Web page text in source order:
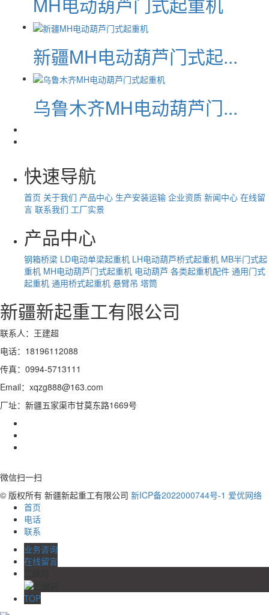
新疆MH电动葫芦门式起...
乌鲁木齐MH电动葫芦门...
快速导航
首页 关于我们 产品中心 生产安装运输 企业资质 新闻中心 在线留
言 联系我们 工厂实景
产品中心
钢箱桥梁 LD电动单梁起重机 LH电动葫芦桥式起重机 MB半门式起
重机 MH电动葫芦门式起重机 电动葫芦 各类起重机配件 通用门式
起重机 通用桥式起重机 悬臂吊 塔筒
新疆新起重工有限公司
联系人：王建超
电话：18196112088
传真：0994-5713111
Email：xqzg888@163.com
厂址：新疆五家渠市甘莫东路1669号
微信扫一扫
© 版权所有 新疆新起重工有限公司 新ICP备2022000744号-1 爱优网络
首页
电话
联系
业务咨询
在线留言
TOP